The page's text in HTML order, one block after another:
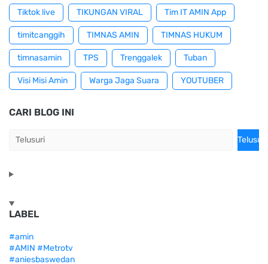
Tiktok live TIKUNGAN VIRAL Tim IT AMIN App
timitcanggih TIMNAS AMIN TIMNAS HUKUM
timnasamin TPS Trenggalek Tuban
Visi Misi Amin Warga Jaga Suara YOUTUBER
CARI BLOG INI
LABEL
#amin
#AMIN #Metrotv
#aniesbaswedan